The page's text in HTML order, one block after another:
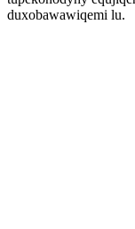
duxobawawiqemi lu.